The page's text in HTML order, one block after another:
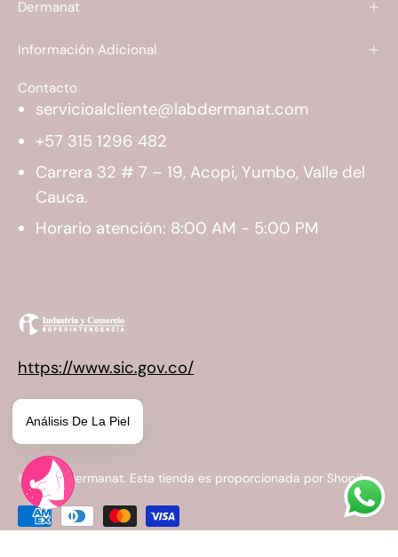
Dermanat
Información Adicional
Contacto
servicioalcliente@labdermanat.com
+57 315 1296 482
Carrera 32 # 7 – 19, Acopi, Yumbo, Valle del
Cauca.
Horario atención: 8:00 AM - 5:00 PM
https://www.sic.gov.co/
© 2026,Dermanat. Esta tienda es proporcionada por Shopify.
Análisis De La Piel